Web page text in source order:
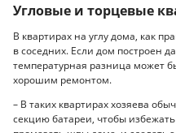
Угловые и торцевые
В квартирах на углу дома, как
в соседних. Если дом построен
температурная разница может
хорошим ремонтом.
– В таких квартирах хозяева
секцию батареи, чтобы